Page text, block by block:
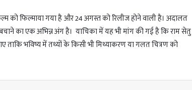
फिल्माया गया है और 24 अगस्त को रिलीज होने वाली है। अदालत
बचाने का एक अभिन्न अंग है। याचिका में यह भी मांग की गई है कि राम सेतु
ताकि भविष्य में तथ्यों के किसी भी मिथ्याकरण या गलत चित्रण को